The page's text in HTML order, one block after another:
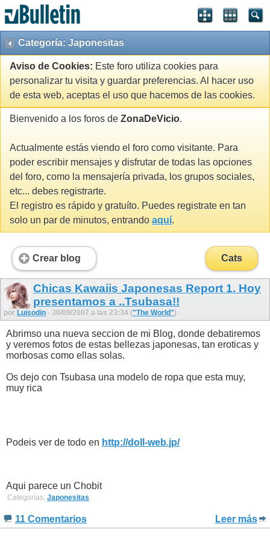
Categoría: Japonesitas
Aviso de Cookies: Este foro utiliza cookies para
personalizar tu visita y guardar preferencias. Al hacer uso
de esta web, aceptas el uso que hacemos de las cookies.
Bienvenido a los foros de ZonaDeVicio.
Actualmente estás viendo el foro como visitante. Para
poder escribir mensajes y disfrutar de todas las opciones
del foro, como la mensajería privada, los grupos sociales,
etc... debes registrarte.
El registro es rápido y gratuíto. Puedes registrate en tan
solo un par de minutos, entrando aquí.
Crear blog Cats
Chicas Kawaiis Japonesas Report 1. Hoy
presentamos a ..Tsubasa!!
por Luisodin - 30/09/2007 a las 23:34 ("The World")
Abrimso una nueva seccion de mi Blog, donde debatiremos
y veremos fotos de estas bellezas japonesas, tan eroticas y
morbosas como ellas solas.
Os dejo con Tsubasa una modelo de ropa que esta muy,
muy rica
Podeis ver de todo en http://doll-web.jp/
Aqui parece un Chobit
Categorías: Japonesitas
11 Comentarios Leer más